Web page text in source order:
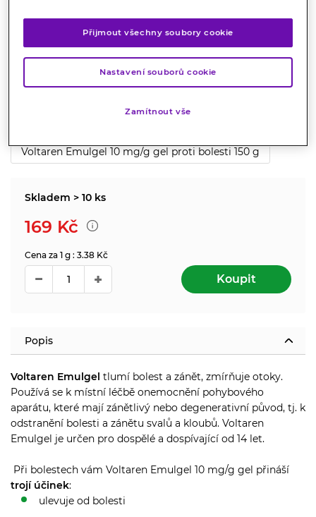
Působí v místě bolesti trojím účinkem: uleví od bolesti,
tlumí zánět a zmenšuje otok.
Voltaren Emulgel 10 mg/g gel proti bolesti 150 g
Skladem > 10 ks
169 Kč
Cena za 1 g : 3.38 Kč
Koupit
Popis
Voltaren Emulgel tlumí bolest a zánět, zmírňuje otoky.
Používá se k místní léčbě onemocnění pohybového
aparátu, které mají zánětlivý nebo degenerativní původ, tj. k
odstranění bolesti a zánětu svalů a kloubů. Voltaren
Emulgel je určen pro dospělé a dospívající od 14 let.
Při bolestech vám Voltaren Emulgel 10 mg/g gel přináší
trojí účinek:
ulevuje od bolesti
Přijmout všechny soubory cookie
Nastavení souborů cookie
Zamítnout vše